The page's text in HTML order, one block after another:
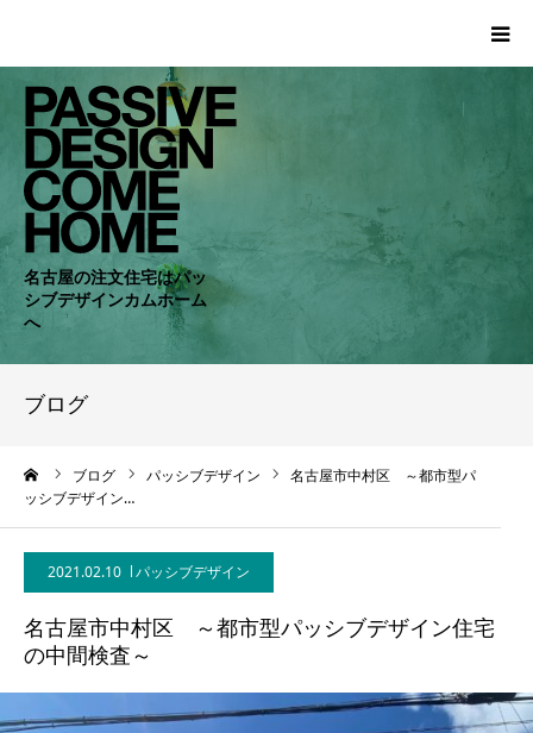
名古屋の注文住宅はパッ
シブデザインカムホーム
へ
ブログ
ブログ パッシブデザイン
名古屋市中村区 ～都市型パ
ッシブデザイン…
2021.02.10 パッシブデザイン
名古屋市中村区 ～都市型パッシブデザイン住宅
の中間検査～
HOME
WORKS
COMPANY
CONCEPT
NEWS
BLOG
CONTACT